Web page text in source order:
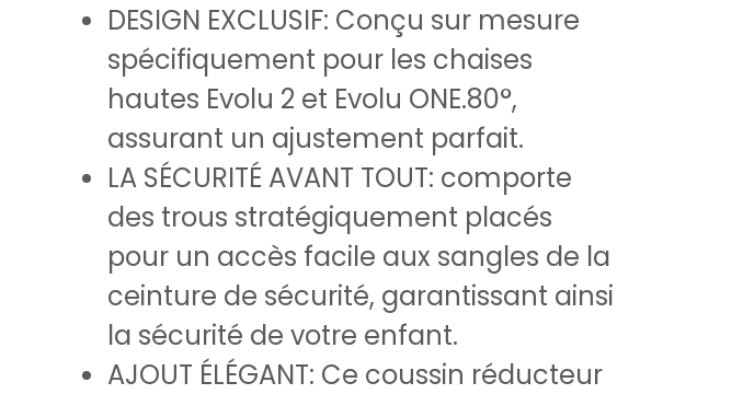
DESIGN EXCLUSIF: Conçu sur mesure
spécifiquement pour les chaises
hautes Evolu 2 et Evolu ONE.80°,
assurant un ajustement parfait.
LA SÉCURITÉ AVANT TOUT: comporte
des trous stratégiquement placés
pour un accès facile aux sangles de la
ceinture de sécurité, garantissant ainsi
la sécurité de votre enfant.
AJOUT ÉLÉGANT: Ce coussin réducteur